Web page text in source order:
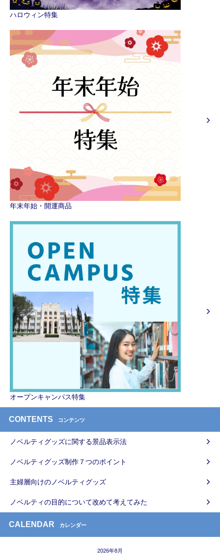
ハロウィン特集
年末年始・開運商品
オープンキャンパス特集
CONTENTS コンテンツ
ノベルティグッズに関する景品表示法
ノベルティグッズ制作７つのポイント
主婦層向けのノベルティグッズ
ノベルティの目的について改めて考えてみた
CALENDAR カレンダー
2026年8月